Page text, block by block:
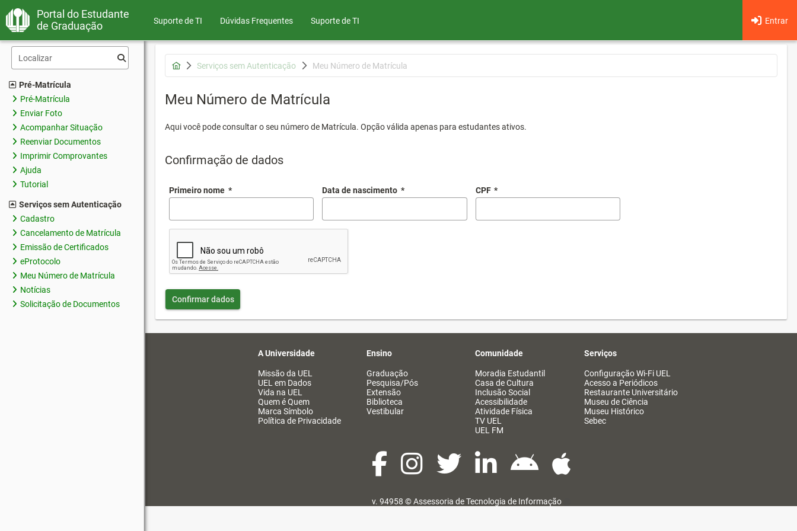
Portal do Estudante
de Graduação
Suporte de TI Dúvidas Frequentes Entrar
Suporte de TI
Pré-Matrícula
Pré-Matrícula
Enviar Foto
Acompanhar Situação
Reenviar Documentos
Imprimir Comprovantes
Ajuda
Tutorial
Serviços sem Autenticação
Cadastro
Cancelamento de Matrícula
Emissão de Certificados
eProtocolo
Meu Número de Matrícula
Notícias
Solicitação de Documentos
Serviços sem Autenticação Meu Número de Matrícula
Meu Número de Matrícula
Aqui você pode consultar o seu número de Matrícula. Opção válida apenas para estudantes ativos.
Confirmação de dados
Primeiro nome * Data de nascimento * CPF *
Confirmar dados
A Universidade
Missão da UEL
UEL em Dados
Vida na UEL
Quem é Quem
Marca Símbolo
Política de Privacidade
Ensino
Graduação
Pesquisa/Pós
Extensão
Biblioteca
Vestibular
Comunidade
Moradia Estudantil
Casa de Cultura
Inclusão Social
Acessibilidade
Atividade Física
TV UEL
UEL FM
Serviços
Configuração Wi-Fi UEL
Acesso a Periódicos
Restaurante Universitário
Museu de Ciência
Museu Histórico
Sebec
v. 94958 ©Assessoria de Tecnologia de Informação